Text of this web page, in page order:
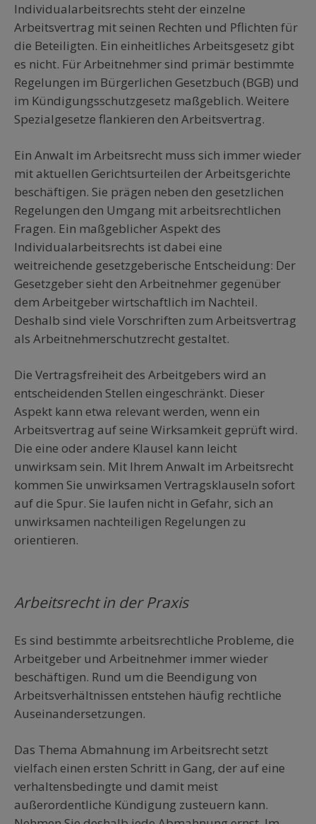
Individualarbeitsrechts steht der einzelne
Arbeitsvertrag mit seinen Rechten und Pflichten für
die Beteiligten. Ein einheitliches Arbeitsgesetz gibt
es nicht. Für Arbeitnehmer sind primär bestimmte
Regelungen im Bürgerlichen Gesetzbuch (BGB) und
im Kündigungsschutzgesetz maßgeblich. Weitere
Spezialgesetze flankieren den Arbeitsvertrag.
Ein Anwalt im Arbeitsrecht muss sich immer wieder
mit aktuellen Gerichtsurteilen der Arbeitsgerichte
beschäftigen. Sie prägen neben den gesetzlichen
Regelungen den Umgang mit arbeitsrechtlichen
Fragen. Ein maßgeblicher Aspekt des
Individualarbeitsrechts ist dabei eine
weitreichende gesetzgeberische Entscheidung: Der
Gesetzgeber sieht den Arbeitnehmer gegenüber
dem Arbeitgeber wirtschaftlich im Nachteil.
Deshalb sind viele Vorschriften zum Arbeitsvertrag
als Arbeitnehmerschutzrecht gestaltet.
Die Vertragsfreiheit des Arbeitgebers wird an
entscheidenden Stellen eingeschränkt. Dieser
Aspekt kann etwa relevant werden, wenn ein
Arbeitsvertrag auf seine Wirksamkeit geprüft wird.
Die eine oder andere Klausel kann leicht
unwirksam sein. Mit Ihrem Anwalt im Arbeitsrecht
kommen Sie unwirksamen Vertragsklauseln sofort
auf die Spur. Sie laufen nicht in Gefahr, sich an
unwirksamen nachteiligen Regelungen zu
orientieren.
Arbeitsrecht in der Praxis
Es sind bestimmte arbeitsrechtliche Probleme, die
Arbeitgeber und Arbeitnehmer immer wieder
beschäftigen. Rund um die Beendigung von
Arbeitsverhältnissen entstehen häufig rechtliche
Auseinandersetzungen.
Das Thema Abmahnung im Arbeitsrecht setzt
vielfach einen ersten Schritt in Gang, der auf eine
verhaltensbedingte und damit meist
außerordentliche Kündigung zusteuern kann.